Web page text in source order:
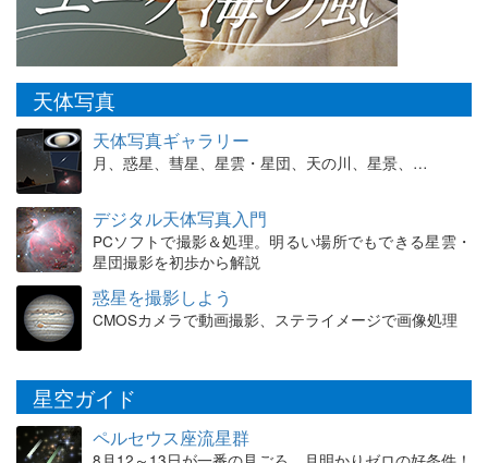
天体写真
天体写真ギャラリー
月、惑星、彗星、星雲・星団、天の川、星景、…
デジタル天体写真入門
PCソフトで撮影＆処理。明るい場所でもできる星雲・
星団撮影を初歩から解説
惑星を撮影しよう
CMOSカメラで動画撮影、ステライメージで画像処理
星空ガイド
ペルセウス座流星群